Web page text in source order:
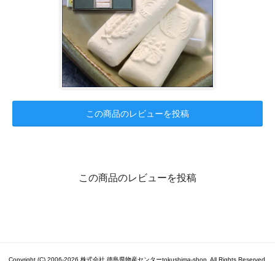
この商品のレビューを投稿
この商品のレビューを投稿
Copyright (C) 2006-2026 株式会社 徳島県物産センターtokushima-shop. All Rights Reserved.